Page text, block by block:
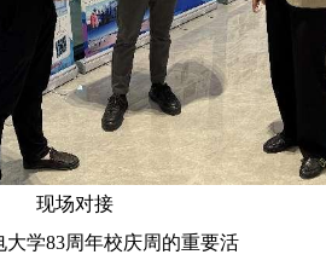
现场对接
大学83周年校庆周的重要活